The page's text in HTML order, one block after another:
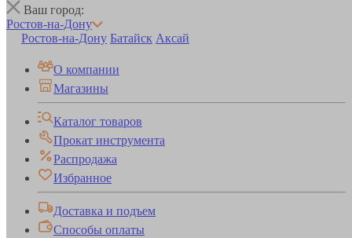
Ваш город:
Ростов-на-Дону
Ростов-на-Дону Батайск Аксай
О компании
Магазины
Каталог товаров
Прокат инструмента
Распродажа
Избранное
Доставка и подъем
Способы оплаты